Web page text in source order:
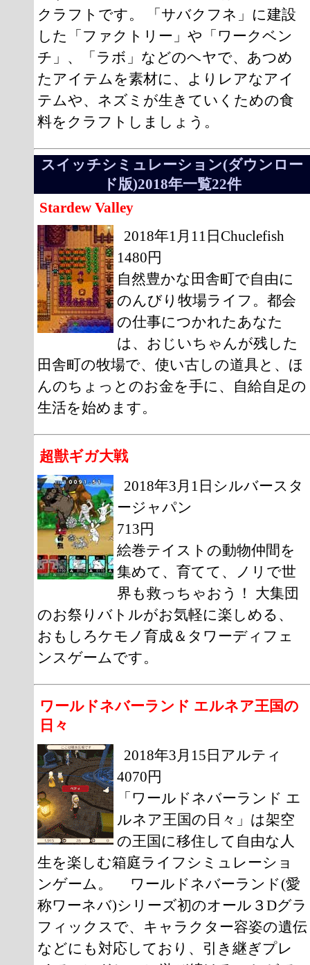
クラフトです。 「サバクフネ」に建設
した「ファクトリー」や「ワークベン
チ」、「ラボ」などのヘヤで、あつめ
たアイテムを素材に、よりレアなアイ
テムや、ネズミが生きていくための食
料をクラフトしましょう。
スイッチシミュレーション(ダウンロー
ド版)2018年一覧22件
Stardew Valley
2018年1月11日Chuclefish
1480円
自然豊かな田舎町で自由に
のんびり牧場ライフ。都会
の仕事につかれたあなた
は、おじいちゃんが残した
田舎町の牧場で、使い古しの道具と、ほ
んのちょっとのお金を手に、自給自足の
生活を始めます。
超獣ギガ大戦
2018年3月1日シルバースタ
ージャパン
713円
絵巻テイストの動物仲間を
集めて、育てて、ノリで世
界も救っちゃおう！ 大集団
のお祭りバトルがお気軽に楽しめる、
おもしろケモノ育成＆タワーディフェ
ンスゲームです。
ワールドネバーランド エルネア王国の
日々
2018年3月15日アルティ
4070円
「ワールドネバーランド エ
ルネア王国の日々」は架空
の王国に移住して自由な人
生を楽しむ箱庭ライフシミュレーショ
ンゲーム。 ワールドネバーランド(愛
称ワーネバ)シリーズ初のオール３Dグラ
フィックスで、キャラクター容姿の遺伝
などにも対応しており、引き継ぎプレ